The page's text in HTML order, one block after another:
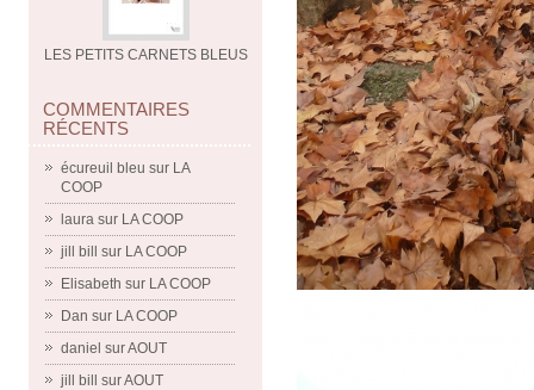
LES PETITS CARNETS BLEUS
COMMENTAIRES
RÉCENTS
écureuil bleu sur LA
COOP
laura sur LA COOP
jill bill
sur LA COOP
Elisabeth sur LA COOP
Dan sur LA COOP
daniel surAOUT
jill bill
surAOUT